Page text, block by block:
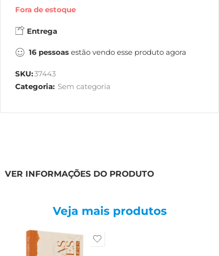
Fora de estoque
Entrega
16 pessoas estão vendo esse produto agora
SKU:37443
Categoria: Sem categoria
VER INFORMAÇÕES DO PRODUTO
Veja mais produtos